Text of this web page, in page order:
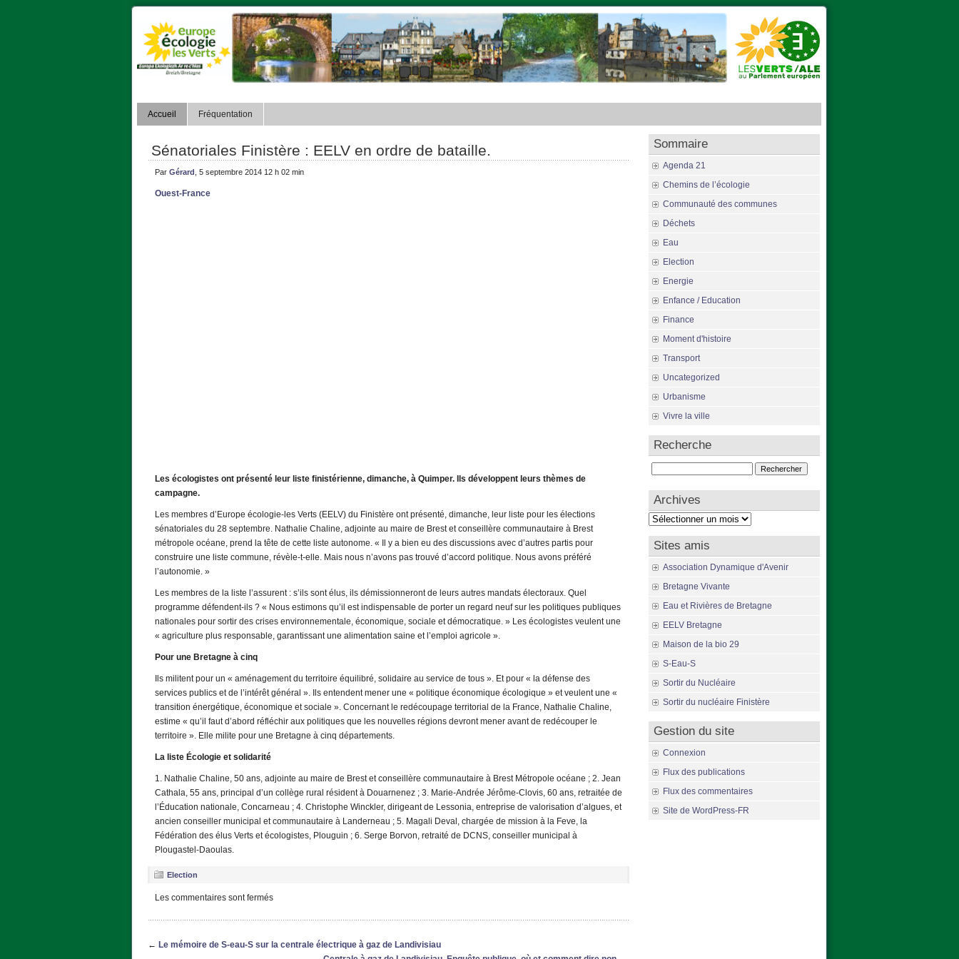
Accueil Fréquentation
Sénatoriales Finistère : EELV en ordre de bataille.
Par Gérard , 5 septembre 2014 12 h 02 min
Ouest-France
Les écologistes ont présenté leur liste finistérienne, dimanche, à Quimper. Ils développent leurs thèmes de
campagne.
Les membres d’Europe écologie-les Verts (EELV) du Finistère ont présenté, dimanche, leur liste pour les élections
sénatoriales du 28 septembre. Nathalie Chaline, adjointe au maire de Brest et conseillère communautaire à Brest
métropole océane, prend la tête de cette liste autonome. « Il y a bien eu des discussions avec d’autres partis pour
construire une liste commune, révèle-t-elle. Mais nous n’avons pas trouvé d’accord politique. Nous avons préféré
l’autonomie. »
Les membres de la liste l’assurent : s’ils sont élus, ils démissionneront de leurs autres mandats électoraux. Quel
programme défendent-ils ? « Nous estimons qu’il est indispensable de porter un regard neuf sur les politiques publiques
nationales pour sortir des crises environnementale, économique, sociale et démocratique. » Les écologistes veulent une
« agriculture plus responsable, garantissant une alimentation saine et l’emploi agricole ».
Pour une Bretagne à cinq
Ils militent pour un « aménagement du territoire équilibré, solidaire au service de tous ». Et pour « la défense des
services publics et de l’intérêt général ». Ils entendent mener une « politique économique écologique » et veulent une «
transition énergétique, économique et sociale ». Concernant le redécoupage territorial de la France, Nathalie Chaline,
estime « qu’il faut d’abord réfléchir aux politiques que les nouvelles régions devront mener avant de redécouper le
territoire ». Elle milite pour une Bretagne à cinq départements.
La liste Écologie et solidarité
1. Nathalie Chaline, 50 ans, adjointe au maire de Brest et conseillère communautaire à Brest Métropole océane ; 2. Jean
Cathala, 55 ans, principal d’un collège rural résident à Douarnenez ; 3. Marie-Andrée Jérôme-Clovis, 60 ans, retraitée de
l’Éducation nationale, Concarneau ; 4. Christophe Winckler, dirigeant de Lessonia, entreprise de valorisation d’algues, et
ancien conseiller municipal et communautaire à Landerneau ; 5. Magali Deval, chargée de mission à la Feve, la
Fédération des élus Verts et écologistes, Plouguin ; 6. Serge Borvon, retraité de DCNS, conseiller municipal à
Plougastel-Daoulas.
Election
Les commentaires sont fermés
← Le mémoire de S-eau-S sur la centrale électrique à gaz de Landivisiau
Sommaire
Agenda 21
Chemins de l’écologie
Communauté des communes
Déchets
Eau
Election
Energie
Enfance / Education
Finance
Moment d'histoire
Transport
Uncategorized
Urbanisme
Vivre la ville
Recherche
Archives
Archives
Sites amis
Association Dynamique d'Avenir
Bretagne Vivante
Eau et Rivières de Bretagne
EELV Bretagne
Maison de la bio 29
S-Eau-S
Sortir du Nucléaire
Sortir du nucléaire Finistère
Gestion du site
Connexion
Flux des publications
Flux des commentaires
Site de WordPress-FR